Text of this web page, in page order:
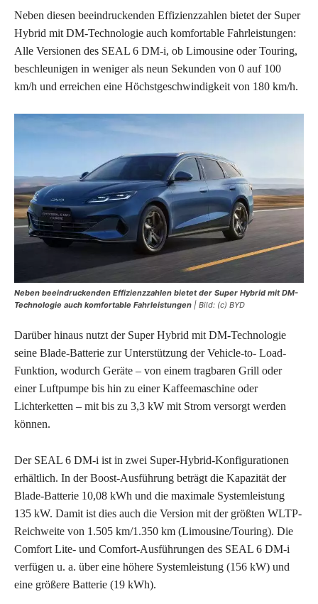
Neben diesen beeindruckenden Effizienzzahlen bietet der Super
Hybrid mit DM-Technologie auch komfortable Fahrleistungen:
Alle Versionen des SEAL 6 DM-i, ob Limousine oder Touring,
beschleunigen in weniger als neun Sekunden von 0 auf 100
km/h und erreichen eine Höchstgeschwindigkeit von 180 km/h.
Neben beeindruckenden Effizienzzahlen bietet der Super Hybrid mit DM-
Technologie auch komfortable Fahrleistungen | Bild: (c) BYD
Darüber hinaus nutzt der Super Hybrid mit DM-Technologie
seine Blade-Batterie zur Unterstützung der Vehicle-to- Load-
Funktion, wodurch Geräte – von einem tragbaren Grill oder
einer Luftpumpe bis hin zu einer Kaffeemaschine oder
Lichterketten – mit bis zu 3,3 kW mit Strom versorgt werden
können.
Der SEAL 6 DM-i ist in zwei Super-Hybrid-Konfigurationen
erhältlich. In der Boost-Ausführung beträgt die Kapazität der
Blade-Batterie 10,08 kWh und die maximale Systemleistung
135 kW. Damit ist dies auch die Version mit der größten WLTP-
Reichweite von 1.505 km/1.350 km (Limousine/Touring). Die
Comfort Lite- und Comfort-Ausführungen des SEAL 6 DM-i
verfügen u. a. über eine höhere Systemleistung (156 kW) und
eine größere Batterie (19 kWh).